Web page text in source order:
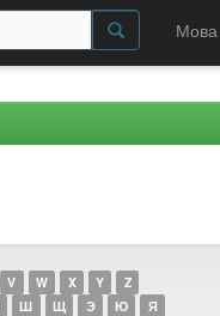
Мова
V W X Y
Z
Ш Щ Э Ю Я